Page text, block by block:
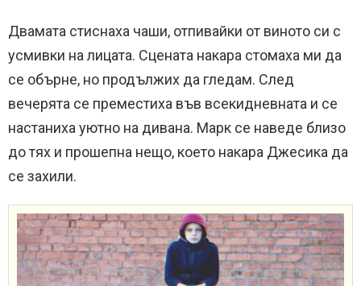
Двамата стиснаха чаши, отпивайки от виното си с
усмивки на лицата. Сцената накара стомаха ми да
се обърне, но продължих да гледам. След
вечерята се преместиха във всекидневната и се
настаниха уютно на дивана. Марк се наведе близо
до тях и прошепна нещо, което накара Джесика да
се захили.